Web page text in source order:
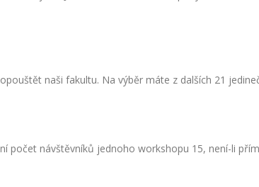
naši fakultu. Na výběr máte z dalších 21
návštěvníků jednoho workshopu 15, není-li